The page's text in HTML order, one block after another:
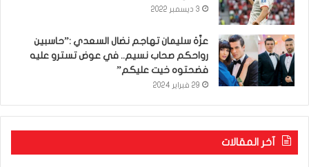
3 ديسمبر 2022
عزّة سليمان تهاجم نضال السعدي :”حاسبين
رواحكم صحاب نسيم.. في عوض تسترو عليه
فضحتوه خيت عليكم”
29 فبراير 2024
آخر المقالات